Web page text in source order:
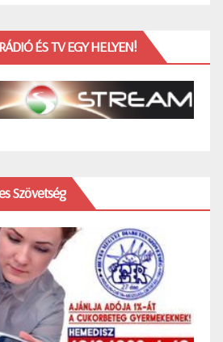
ÉS TV EGY HELYEN!
Szövetség